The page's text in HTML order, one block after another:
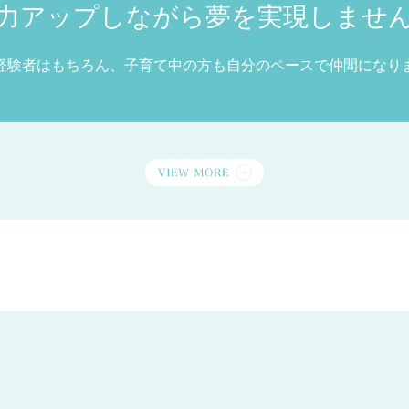
アップしながら夢を実現しませ
験者はもちろん、子育て中の方も自分のペースで仲間になり